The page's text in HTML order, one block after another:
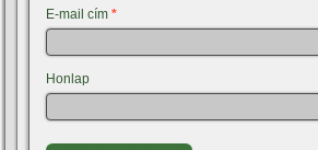
E-mail cím*
Honlap